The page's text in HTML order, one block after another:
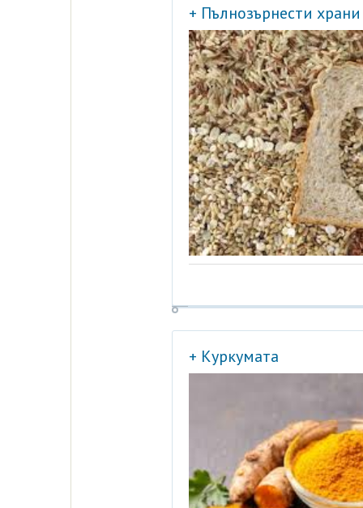
+ Пълнозърнести храни
+ Куркумата